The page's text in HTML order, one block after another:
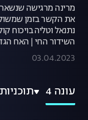
מרינה מרגישה
את הקשר בזמן
נתנאל וטליה בויכוח
השידור החי | האח
03.04.2023
עונה 4